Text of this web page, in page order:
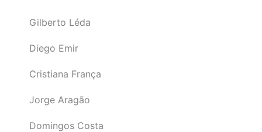
Gilberto Léda
Diego Emir
Cristiana França
Jorge Aragão
Domingos Costa